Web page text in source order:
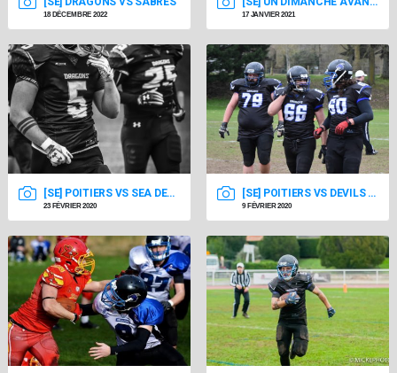
18 DÉCEMBRE 2022 17 JANVIER 2021
[SE] POITIERS VS SEA DEVILS DE LA ROCHELLE 23/02/20
23 FÉVRIER 2020
[SE] POITIERS VS DEVILS DE CENON 09/02/20
9 FÉVRIER 2020